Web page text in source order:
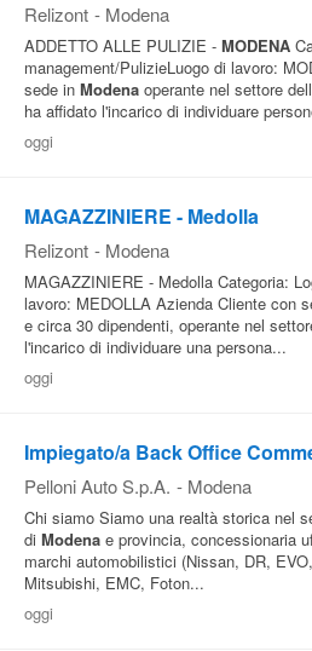
Relizont - Modena
ADDETTO ALLE PULIZIE - MODENA
management/PulizieLuogo di lavoro:
sede in Modena operante nel settore
ha affidato l'incarico di individuare
oggi
MAGAZZINIERE - Medolla
Relizont - Modena
MAGAZZINIERE - Medolla Categoria:
lavoro: MEDOLLA Azienda Cliente con
e circa 30 dipendenti, operante nel
l'incarico di individuare una persona...
oggi
Impiegato/a Back Office
Pelloni Auto S.p.A. - Modena
Chi siamo Siamo una realtà storica nel
di Modena e provincia, concessionaria
marchi automobilistici (Nissan, DR,
Mitsubishi, EMC, Foton...
oggi